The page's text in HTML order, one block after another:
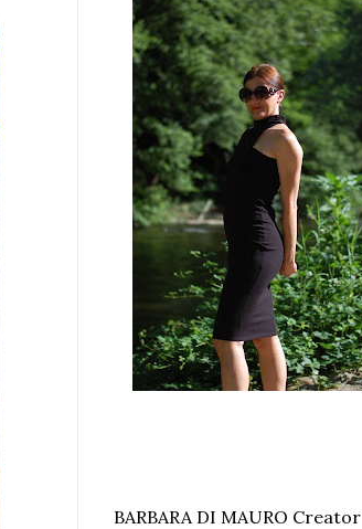
BARBARA DI MAURO Creator